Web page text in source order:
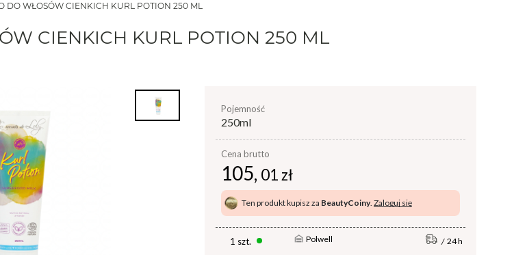
DO WŁOSÓW CIENKICH KURL POTION 250 ML
CIENKICH KURL POTION 250 ML
pojemność
250ml
Cena brutto
105, 01 zł
Ten produkt kupisz za BeautyCoiny. Zaloguj się
1 szt. Polwell 24 h